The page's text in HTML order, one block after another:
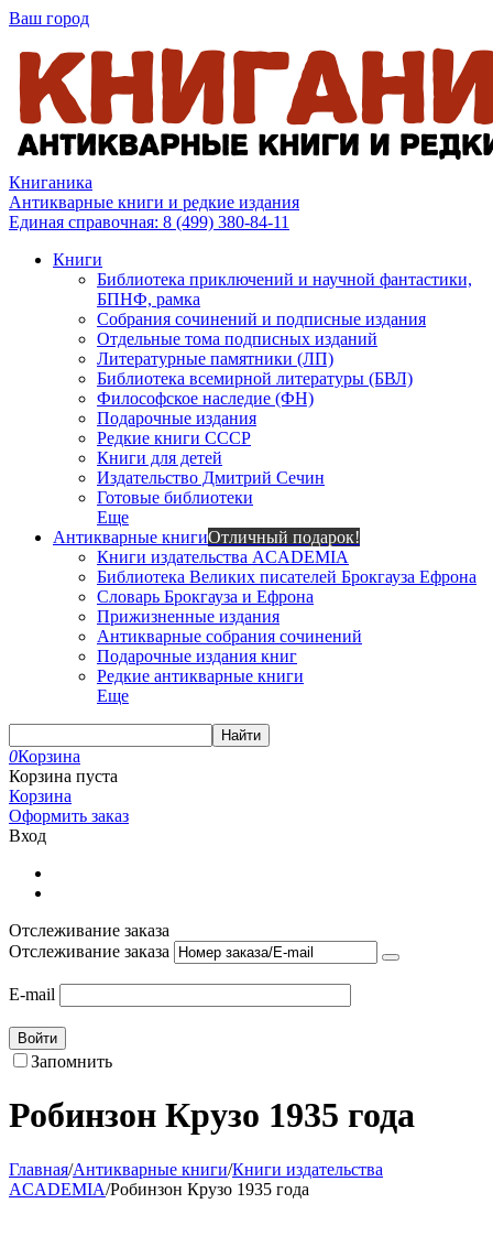
Ваш город
Книганика
Антикварные книги и редкие издания
Единая справочная: 8 (499) 380-84-11
Книги
Библиотека приключений и научной фантастики,
БПНФ, рамка
Собрания сочинений и подписные издания
Отдельные тома подписных изданий
Литературные памятники (ЛП)
Библиотека всемирной литературы (БВЛ)
Философское наследие (ФН)
Подарочные издания
Редкие книги СССР
Книги для детей
Издательство Дмитрий Сечин
Готовые библиотеки
Еще
Антикварные книгиОтличный подарок!
Книги издательства ACADEMIA
Библиотека Великих писателей Брокгауза Ефрона
Словарь Брокгауза и Ефрона
Прижизненные издания
Антикварные собрания сочинений
Подарочные издания книг
Редкие антикварные книги
Еще
Найти
0Корзина
Корзина пуста
Корзина
Оформить заказ
Вход
Отслеживание заказа
Отслеживание заказа
E-mail
Войти
Запомнить
Робинзон Крузо 1935 года
Главная/Антикварные книги/Книги издательства
ACADEMIA/Робинзон Крузо 1935 года